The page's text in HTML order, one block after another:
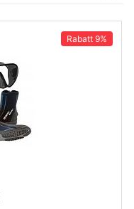
Rabatt 9%